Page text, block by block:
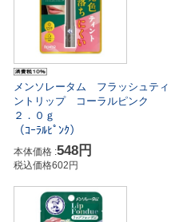
メンソレータム フラッシュティ
ントリップ コーラルピンク
２．０ｇ
（ｺｰﾗﾙﾋﾟﾝｸ）
本体価格 :548円
税込価格602円